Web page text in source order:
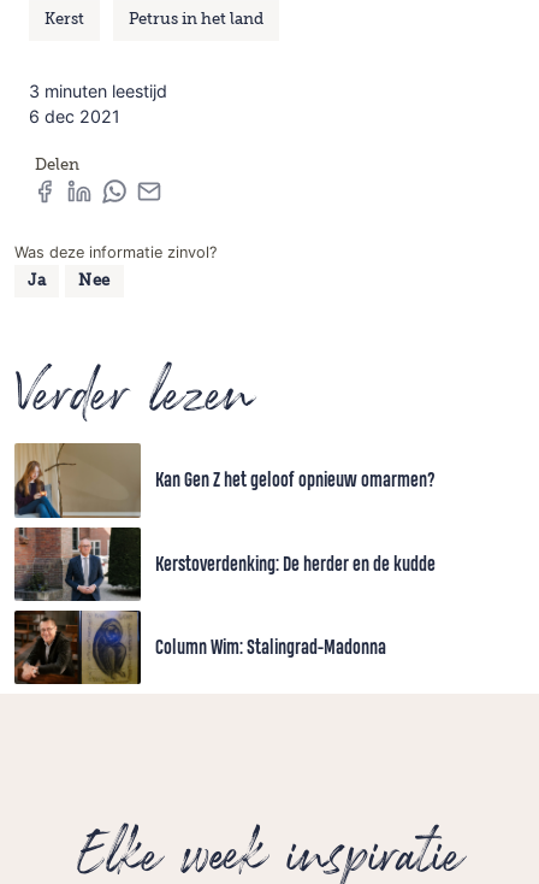
Kerst Petrus in het land
3 minuten leestijd
6 dec 2021
Delen
Was deze informatie zinvol?
Ja Nee
Verder lezen
Kan Gen Z het geloof opnieuw omarmen?
Kerstoverdenking: De herder en de kudde
Column Wim: Stalingrad-Madonna
Elke week inspiratie